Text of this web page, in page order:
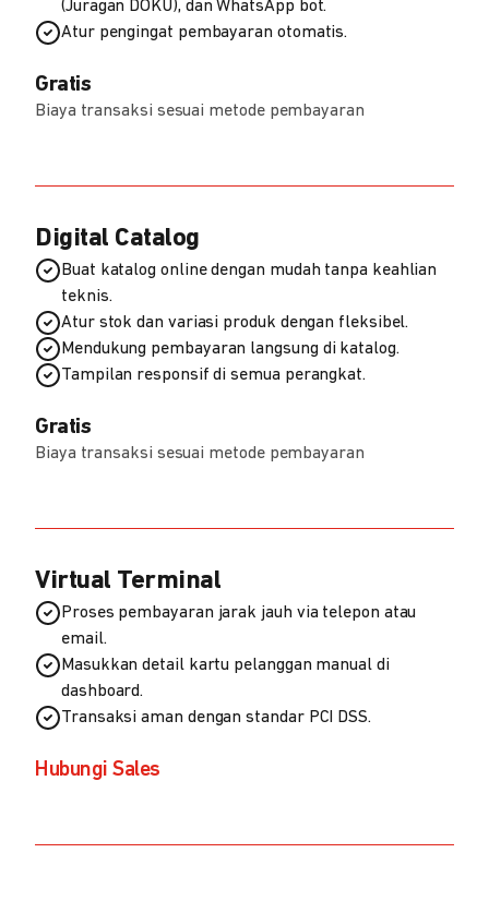
(Juragan DOKU), dan WhatsApp bot.
Atur pengingat pembayaran otomatis.
Gratis
Biaya transaksi sesuai metode pembayaran
Digital Catalog
Buat katalog online dengan mudah tanpa keahlian
teknis.
Atur stok dan variasi produk dengan fleksibel.
Mendukung pembayaran langsung di katalog.
Tampilan responsif di semua perangkat.
Gratis
Biaya transaksi sesuai metode pembayaran
Virtual Terminal
Proses pembayaran jarak jauh via telepon atau
email.
Masukkan detail kartu pelanggan manual di
dashboard.
Transaksi aman dengan standar PCI DSS.
Hubungi Sales